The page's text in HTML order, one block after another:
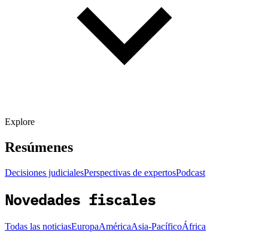
Explore
Resúmenes
Decisiones judicialesPerspectivas de expertosPodcast
Novedades fiscales
Todas las noticiasEuropaAméricaAsia-PacíficoÁfrica